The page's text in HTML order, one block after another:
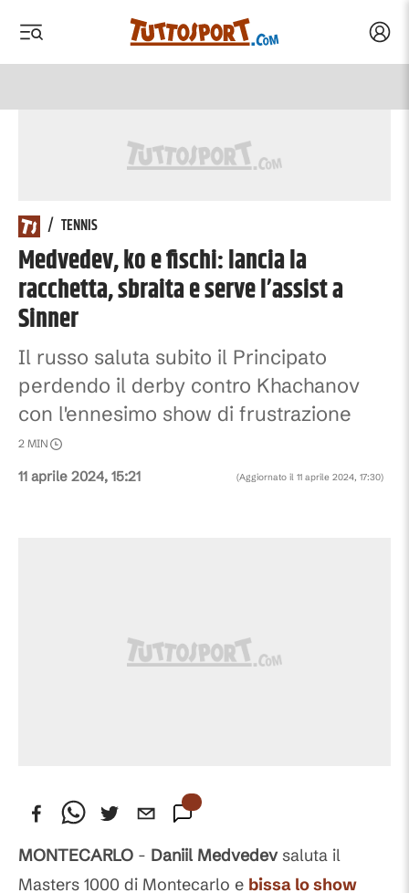
/ TENNIS
Medvedev, ko e fischi: lancia la
racchetta, sbraita e serve l’assist a
Sinner
Il russo saluta subito il Principato
perdendo il derby contro Khachanov
con l'ennesimo show di frustrazione
11 aprile 2024, 15:21 (Aggiornato il 11 aprile 2024, 17:30)
2 MIN
MONTECARLO - Daniil Medvedevsaluta il
Masters 1000 di Montecarlo e bissa lo show